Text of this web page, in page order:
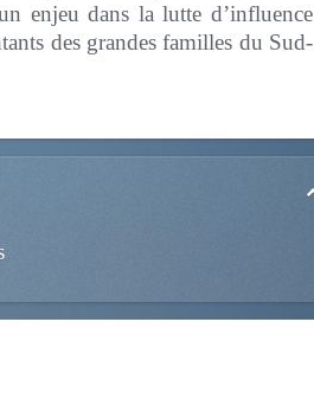
enjeu dans la lutte d’influence
des grandes familles du Sud-